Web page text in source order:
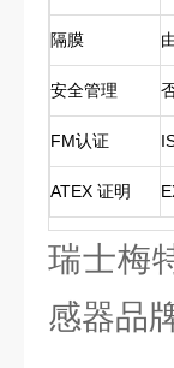
隔膜
安全管理
FM认证
ATEX 证明
瑞士梅
感器品